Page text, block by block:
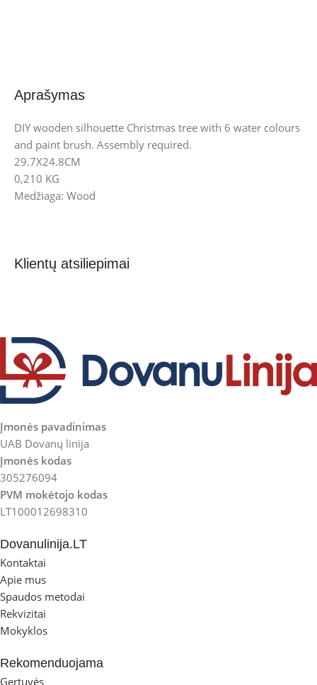
Aprašymas
DIY wooden silhouette Christmas tree with 6 water colours
and paint brush. Assembly required.
29.7X24.8CM
0,210 KG
Medžiaga: Wood
Klientų atsiliepimai
Įmonės pavadinimas
UAB Dovanų linija
Įmonės kodas
305276094
PVM mokėtojo kodas
LT100012698310
Dovanulinija.LT
Kontaktai
Apie mus
Spaudos metodai
Rekvizitai
Mokyklos
Rekomenduojama
Gertuvės